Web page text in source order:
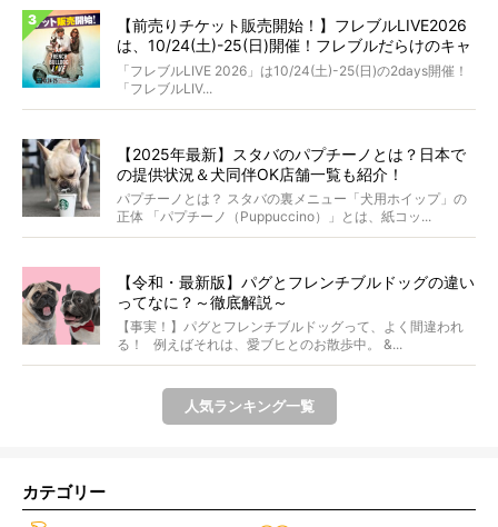
【前売りチケット販売開始！】フレブルLIVE2026
は、10/24(土)-25(日)開催！フレブルだらけのキャ
ンプ・前夜祭・バスプランも新登場!?
「フレブルLIVE 2026」は10/24(土)-25(日)の2days開催！
「フレブルLIV...
【2025年最新】スタバのパプチーノとは？日本で
の提供状況＆犬同伴OK店舗一覧も紹介！
パプチーノとは？ スタバの裏メニュー「犬用ホイップ」の
正体 「パプチーノ（Puppuccino）」とは、紙コッ...
【令和・最新版】パグとフレンチブルドッグの違い
ってなに？～徹底解説～
【事実！】パグとフレンチブルドッグって、よく間違われ
る！ 例えばそれは、愛ブヒとのお散歩中。 &...
人気ランキング一覧
カテゴリー